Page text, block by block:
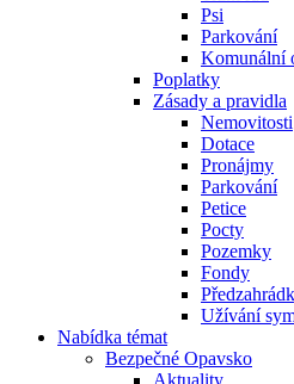
Psi
Parkování
Komunální
Poplatky
Zásady a pravidla
Nemovitosti
Dotace
Pronájmy
Parkování
Petice
Pocty
Pozemky
Fondy
Užívání
Nabídka témat
Bezpečné Opavsko